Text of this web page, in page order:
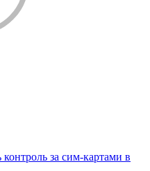
за сим-картами в